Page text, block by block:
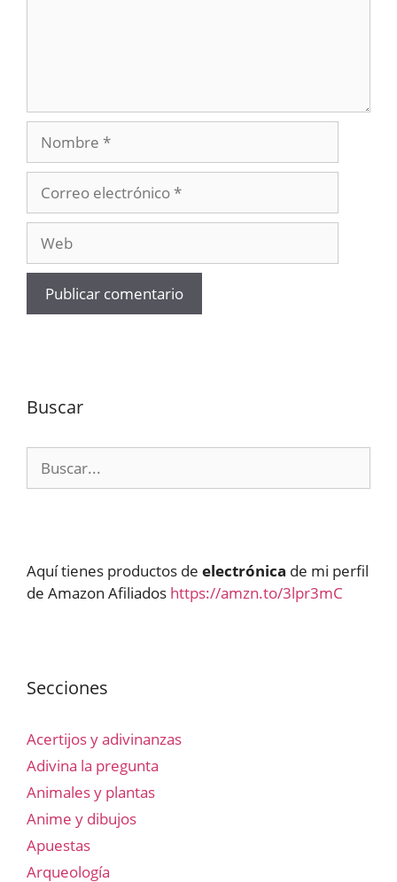
Nombre
electrónico
Buscar
Aquí tienes productos de electrónica de mi perfil
de Amazon Afiliados https://amzn.to/3lpr3mC
Secciones
Acertijos y adivinanzas
Adivina la pregunta
Animales y plantas
Anime y dibujos
Apuestas
Arqueología